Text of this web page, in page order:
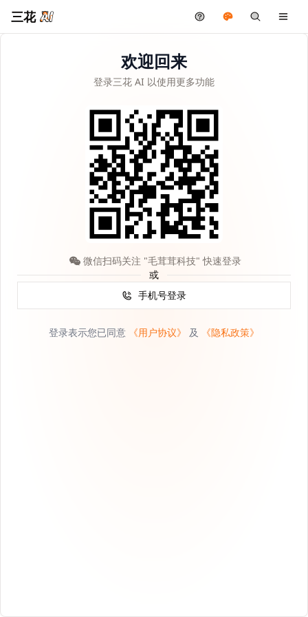
三花
欢迎回来
登录三花 AI 以使用更多功能
手机号登录
或
微信扫码关注 "毛茸茸科技" 快速登录
登录表示您已同意 《用户协议》 及 《隐私政策》